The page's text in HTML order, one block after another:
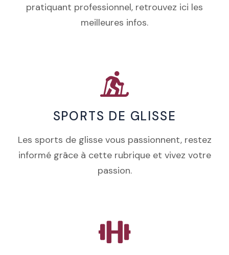
pratiquant professionnel, retrouvez ici les
meilleures infos.
SPORTS DE GLISSE
Les sports de glisse vous passionnent, restez
informé grâce à cette rubrique et vivez votre
passion.